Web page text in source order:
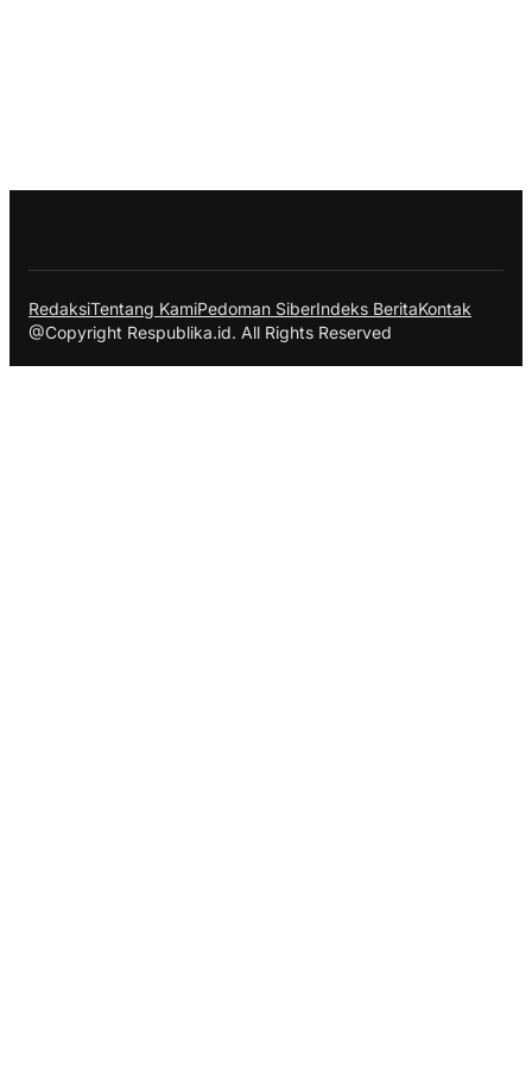
RedaksiTentang KamiPedoman SiberIndeks BeritaKontak
@Copyright Respublika.id. All Rights Reserved